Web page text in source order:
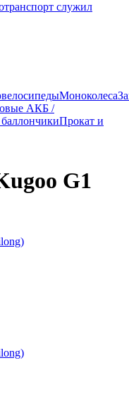
служил
Моноколеса
АКБ /
Прокат и
G1